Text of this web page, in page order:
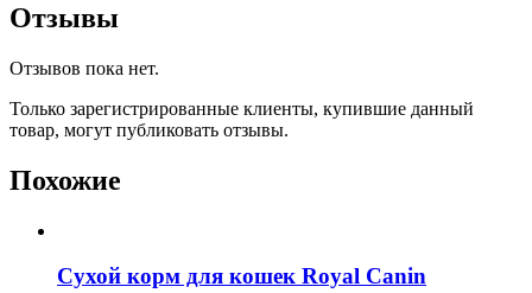
Отзывы
Отзывов пока нет.
Только зарегистрированные клиенты, купившие данный
товар, могут публиковать отзывы.
Похожие
Сухой корм для кошек Royal Canin